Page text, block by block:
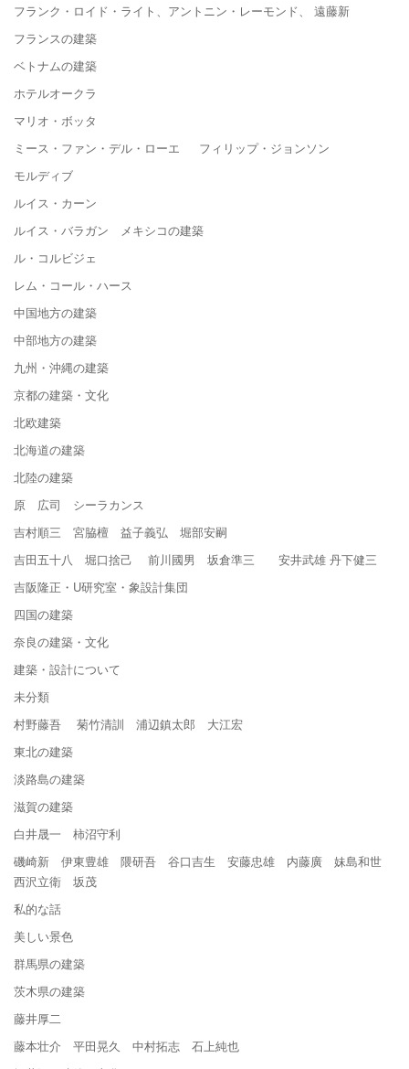
フランク・ロイド・ライト、アントニン・レーモンド、 遠藤新
フランスの建築
ベトナムの建築
ホテルオークラ
マリオ・ボッタ
ミース・ファン・デル・ローエ フィリップ・ジョンソン
モルディブ
ルイス・カーン
ルイス・バラガン メキシコの建築
ル・コルビジェ
レム・コール・ハース
中国地方の建築
中部地方の建築
九州・沖縄の建築
京都の建築・文化
北欧建築
北海道の建築
北陸の建築
原 広司 シーラカンス
吉村順三 宮脇檀 益子義弘 堀部安嗣
吉田五十八 堀口捨己 前川國男 坂倉準三 安井武雄 丹下健三
吉阪隆正・U研究室・象設計集団
四国の建築
奈良の建築・文化
建築・設計について
未分類
村野藤吾 菊竹清訓 浦辺鎮太郎 大江宏
東北の建築
淡路島の建築
滋賀の建築
白井晟一 柿沼守利
磯崎新 伊東豊雄 隈研吾 谷口吉生 安藤忠雄 内藤廣 妹島和世
西沢立衛 坂茂
私的な話
美しい景色
群馬県の建築
茨木県の建築
藤井厚二
藤本壮介 平田晃久 中村拓志 石上純也